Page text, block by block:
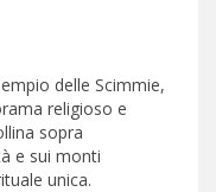
delle Scimmie,
religioso e
sopra
e sui monti
unica.